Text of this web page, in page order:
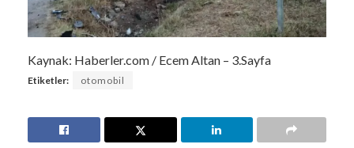
Kaynak: Haberler.com / Ecem Altan – 3.Sayfa
Etiketler: otomobil